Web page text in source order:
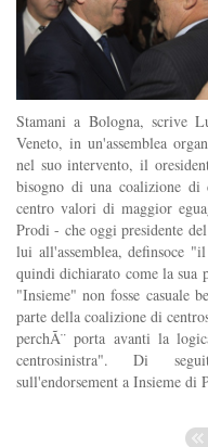
Stamani a Bologna, scrive
Veneto, in un'assemblea
nel suo intervento, il
bisogno di una coalizione di
centro valori di maggior
Prodi - che oggi presidente
lui all'assemblea, definsoce
quindi dichiarato come la sua
"Insieme" non fosse casuale
parte della coalizione di
perchÃ¨ porta avanti la
centrosinistra". Di
sull'endorsement a Insieme di